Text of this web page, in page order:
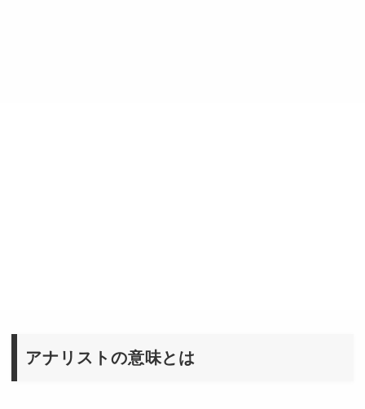
アナリストの意味とは